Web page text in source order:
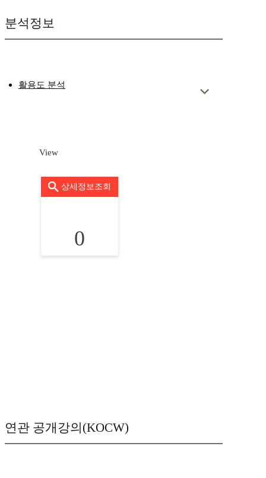
분석정보
활용도 분석
View
상세정보조회
0
연관 공개강의(KOCW)